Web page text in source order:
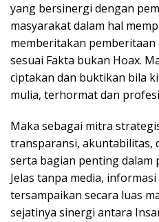
yang bersinergi dengan
masyarakat dalam hal
memberitakan
sesuai Fakta bukan Hoax.
ciptakan dan buktikan bila
mulia, terhormat dan
Maka sebagai mitra
transparansi, akuntabilitas,
serta bagian penting dalam
Jelas tanpa media,
tersampaikan secara luas
sejatinya sinergi antara